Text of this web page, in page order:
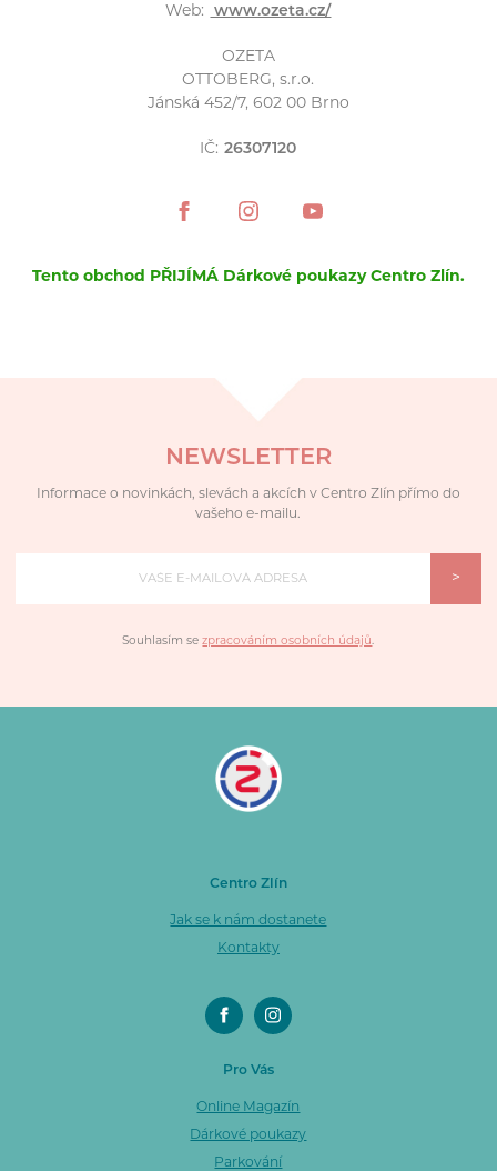
Web: www.ozeta.cz/
OZETA
OTTOBERG, s.r.o.
Jánská 452/7, 602 00 Brno
IČ: 26307120
Tento obchod PŘIJÍMÁ Dárkové poukazy Centro Zlín.
NEWSLETTER
Informace o novinkách, slevách a akcích v Centro Zlín přímo do
vašeho e-mailu.
>
Souhlasím sezpracováním osobních údajů.
Centro Zlín
Jak se k nám dostanete
Kontakty
Pro Vás
Online Magazín
Dárkové poukazy
Parkování